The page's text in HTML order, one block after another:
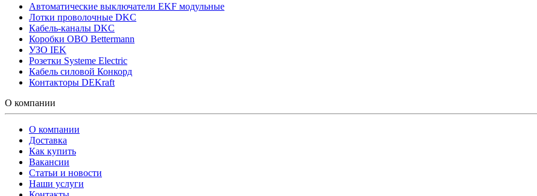
Автоматические выключатели EKF модульные
Лотки проволочные DKC
Кабель-каналы DKC
Коробки OBO Bettermann
УЗО IEK
Розетки Systeme Electric
Кабель силовой Конкорд
Контакторы DEKraft
О компании
О компании
Доставка
Как купить
Вакансии
Статьи и новости
Наши услуги